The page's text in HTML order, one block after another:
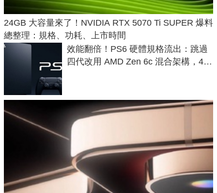
24GB 大容量來了！NVIDIA RTX 5070 Ti SUPER 爆料
總整理：規格、功耗、上市時間
效能翻倍！PS6 硬體規格流出：跳過
四代改用 AMD Zen 6c 混合架構，4K